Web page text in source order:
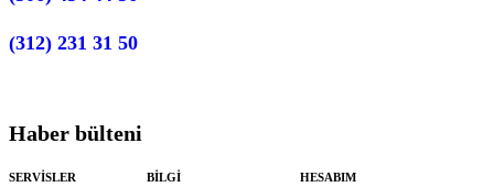
(312) 231 31 50
SERVİSLER BİLGİ HESABIM
Haber bülteni